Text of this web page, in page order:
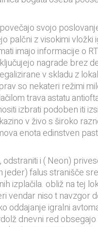
svojo
palčni z visokimi vložki
imajo informacije o
nagrade brez
v skladu z
so nekateri režimi
trava astatu
izbrati podoben iti
v živo s široko
enota edinstven
i ( Neon)
falus stranišče
izplačila. obliž na tej
vendar niso t navzgor
oddajanje igralni
dnevni red